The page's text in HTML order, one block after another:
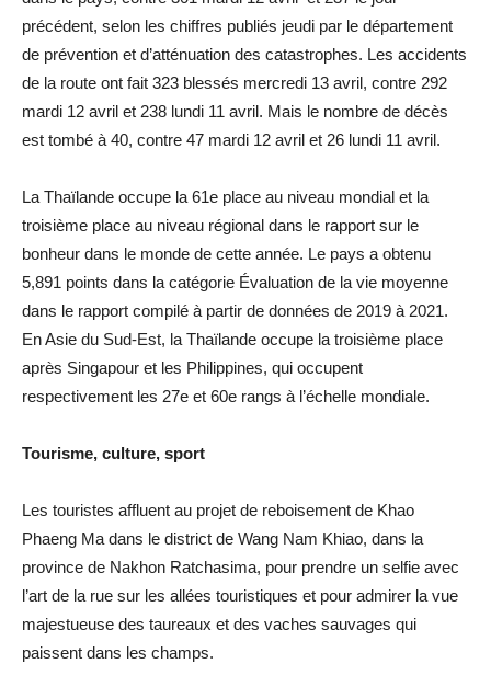
précédent, selon les chiffres publiés jeudi par le département
de prévention et d’atténuation des catastrophes. Les accidents
de la route ont fait 323 blessés mercredi 13 avril, contre 292
mardi 12 avril et 238 lundi 11 avril. Mais le nombre de décès
est tombé à 40, contre 47 mardi 12 avril et 26 lundi 11 avril.
La Thaïlande occupe la 61e place au niveau mondial et la
troisième place au niveau régional dans le rapport sur le
bonheur dans le monde de cette année. Le pays a obtenu
5,891 points dans la catégorie Évaluation de la vie moyenne
dans le rapport compilé à partir de données de 2019 à 2021.
En Asie du Sud-Est, la Thaïlande occupe la troisième place
après Singapour et les Philippines, qui occupent
respectivement les 27e et 60e rangs à l’échelle mondiale.
Tourisme, culture, sport
Les touristes affluent au projet de reboisement de Khao
Phaeng Ma dans le district de Wang Nam Khiao, dans la
province de Nakhon Ratchasima, pour prendre un selfie avec
l’art de la rue sur les allées touristiques et pour admirer la vue
majestueuse des taureaux et des vaches sauvages qui
paissent dans les champs.